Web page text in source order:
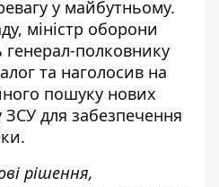
у майбутньому.
міністр оборони
генерал-полковнику
та наголосив на
пошуку нових
для забезпечення
рішення,